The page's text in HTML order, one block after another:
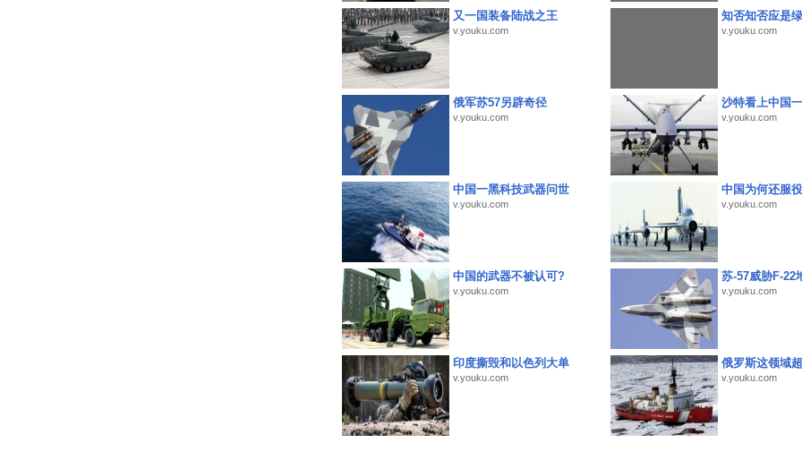
又一国装备陆战之王
v.youku.com
知否知否应是
v.youku.com
俄军苏57另辟奇径
v.youku.com
沙特看上中国
v.youku.com
中国一黑科技武器问世
v.youku.com
中国为何还服
v.youku.com
中国的武器不被认可?
v.youku.com
苏-57威胁F-22
v.youku.com
印度撕毁和以色列大单
v.youku.com
俄罗斯这领域
v.youku.com